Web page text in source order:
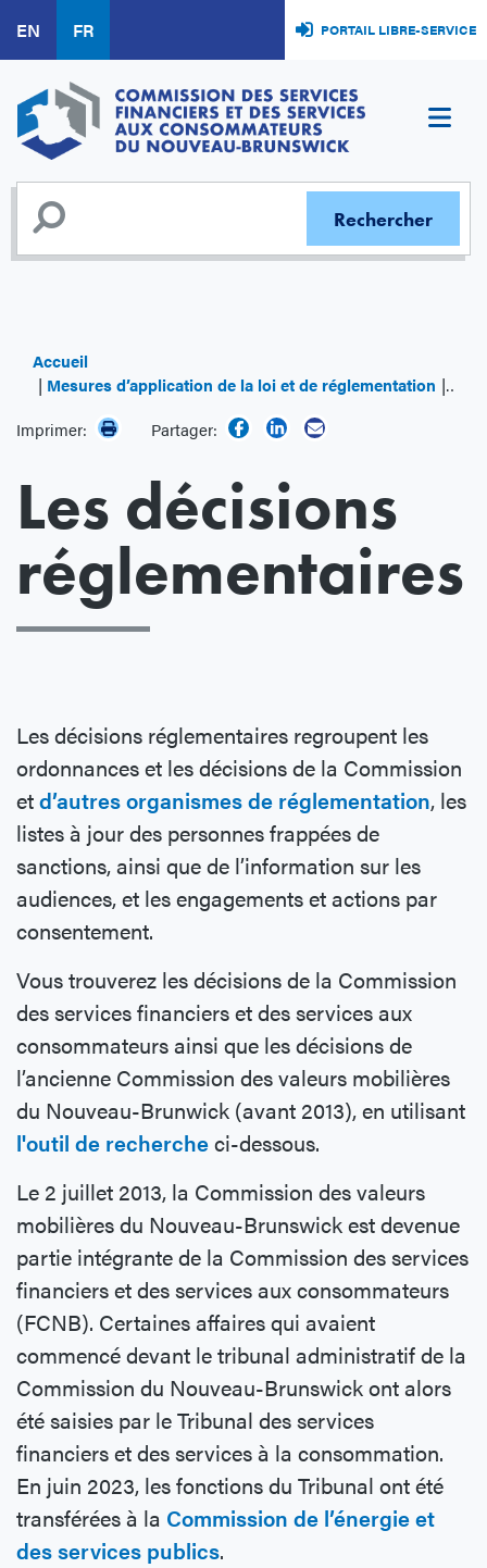
au
contenu
principal
EN FR PORTAIL LIBRE-SERVICE
Accueil
Mesures d’application de la loi et de réglementation Les
Imprimer:
Partager:
Les décisions
réglementaires
Les décisions réglementaires regroupent les
ordonnances et les décisions de la Commission
etd’autres organismes de réglementation, les
listes à jour des personnes frappées de
sanctions, ainsi que de l’information sur les
audiences, et les engagements et actions par
consentement.
Vous trouverez les décisions de la Commission
des services financiers et des services aux
consommateurs ainsi que les décisions de
l’ancienne Commission des valeurs mobilières
du Nouveau-Brunwick (avant 2013), en utilisant
l'outil de rechercheci-dessous.
Le 2 juillet 2013, la Commission des valeurs
mobilières du Nouveau-Brunswick est devenue
partie intégrante de la Commission des services
financiers et des services aux consommateurs
(FCNB). Certaines affaires qui avaient
commencé devant le tribunal administratif de la
Commission du Nouveau-Brunswick ont alors
été saisies par le Tribunal des services
financiers et des services à la consommation.
En juin 2023, les fonctions du Tribunal ont été
transférées à la Commission de l’énergie et
des services publics.